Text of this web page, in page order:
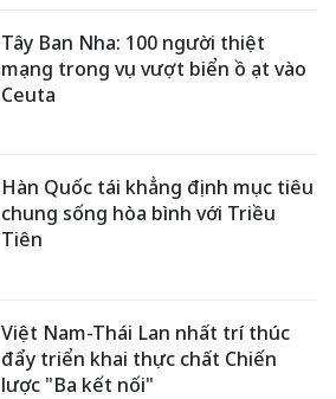
Tây Ban Nha: 100 người thiệt
mạng trong vụ vượt biển ồ ạt vào
Ceuta
Hàn Quốc tái khẳng định mục tiêu
chung sống hòa bình với Triều
Tiên
Việt Nam-Thái Lan nhất trí thúc
đẩy triển khai thực chất Chiến
lược "Ba kết nối"